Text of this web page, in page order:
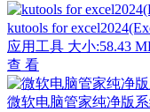
kutools for
应用工具 大小:58.43
查 看
微软电脑管家纯净版